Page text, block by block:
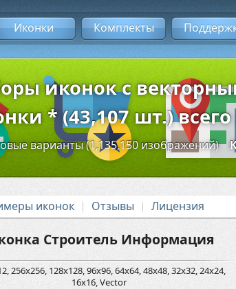
Иконки Комплекты
иконок с
* (43,107 шт.)
варианты (1,135,150 изображений)
иконок Отзывы Лицензия
Строитель Информация
256x256, 128x128, 96x96, 64x64, 48x48, 32x32, 24x24,
16x16, Vector